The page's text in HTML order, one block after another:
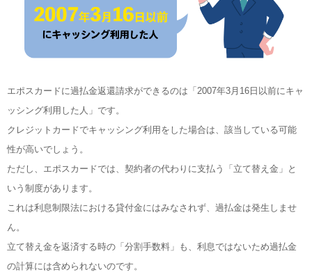
エポスカードに過払金返還請求ができるのは「2007年3月16日以前にキャ
ッシング利用した人」です。
クレジットカードでキャッシング利用をした場合は、該当している可能
性が高いでしょう。
ただし、エポスカードでは、契約者の代わりに支払う「立て替え金」と
いう制度があります。
これは利息制限法における貸付金にはみなされず、過払金は発生しませ
ん。
立て替え金を返済する時の「分割手数料」も、利息ではないため過払金
の計算には含められないのです。